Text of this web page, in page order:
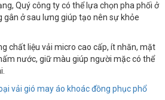
Quý công ty có thể lựa chọn pha phối ở
gân ở sau lưng giúp tạo nên sự khỏe
chất liệu vải micro cao cấp, ít nhăn, mặt
nước, giữ màu giúp người mặc có thể
vải gió may áo khoác đồng phục phổ